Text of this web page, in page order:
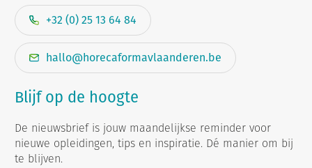
+32 (0) 25 13 64 84
hallo@horecaformavlaanderen.be
Blijf op de hoogte
De nieuwsbrief is jouw maandelijkse reminder voor
nieuwe opleidingen, tips en inspiratie. Dé manier om bij
te blijven.